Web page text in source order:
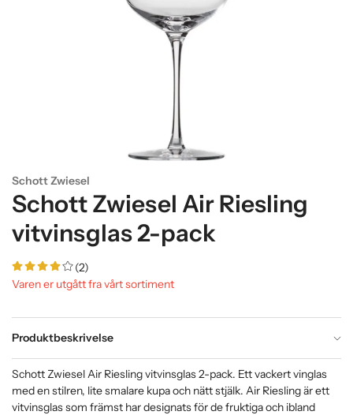
Schott Zwiesel
Schott Zwiesel Air Riesling
vitvinsglas 2-pack
(2)
Varen er utgått fra vårt sortiment
Produktbeskrivelse
Schott Zwiesel Air Riesling vitvinsglas 2-pack. Ett vackert vinglas
med en stilren, lite smalare kupa och nätt stjälk. Air Riesling är ett
vitvinsglas som främst har designats för de fruktiga och ibland